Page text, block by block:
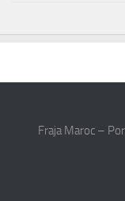
Fraja Maroc –